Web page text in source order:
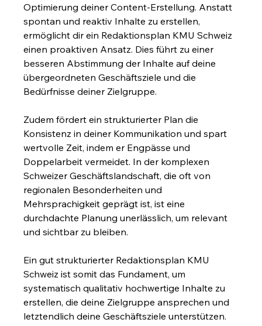
Optimierung deiner Content-Erstellung. Anstatt
spontan und reaktiv Inhalte zu erstellen,
ermöglicht dir ein Redaktionsplan KMU Schweiz
einen proaktiven Ansatz. Dies führt zu einer
besseren Abstimmung der Inhalte auf deine
übergeordneten Geschäftsziele und die
Bedürfnisse deiner Zielgruppe.
Zudem fördert ein strukturierter Plan die
Konsistenz in deiner Kommunikation und spart
wertvolle Zeit, indem er Engpässe und
Doppelarbeit vermeidet. In der komplexen
Schweizer Geschäftslandschaft, die oft von
regionalen Besonderheiten und
Mehrsprachigkeit geprägt ist, ist eine
durchdachte Planung unerlässlich, um relevant
und sichtbar zu bleiben.
Ein gut strukturierter Redaktionsplan KMU
Schweiz ist somit das Fundament, um
systematisch qualitativ hochwertige Inhalte zu
erstellen, die deine Zielgruppe ansprechen und
letztendlich deine Geschäftsziele unterstützen.